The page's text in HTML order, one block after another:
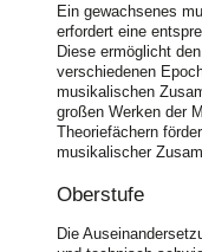
Ein gewachsenes
erfordert eine
Diese ermöglicht
verschiedenen
musikalischen
großen Werken der
Theoriefächern
musikalischer
Oberstufe
Die